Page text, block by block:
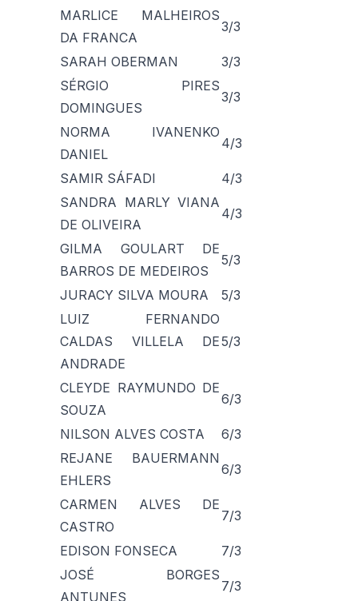
MARLICE MALHEIROS
DA FRANCA
3/3
SARAH OBERMAN
3/3
SÉRGIO PIRES
DOMINGUES
3/3
NORMA IVANENKO
DANIEL
4/3
SAMIR SÁFADI
4/3
SANDRA MARLY VIANA
DE OLIVEIRA
4/3
GILMA GOULART DE
BARROS DE MEDEIROS
5/3
JURACY SILVA MOURA
5/3
LUIZ FERNANDO
CALDAS VILLELA DE
ANDRADE
5/3
CLEYDE RAYMUNDO DE
SOUZA
6/3
NILSON ALVES COSTA
6/3
REJANE BAUERMANN
EHLERS
6/3
CARMEN ALVES DE
CASTRO
7/3
EDISON FONSECA
7/3
JOSÉ BORGES
ANTUNES
7/3